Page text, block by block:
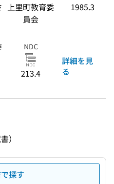
上里町教育委
員会
1985.3
NDC
213.4
詳細を見
る
）
探す